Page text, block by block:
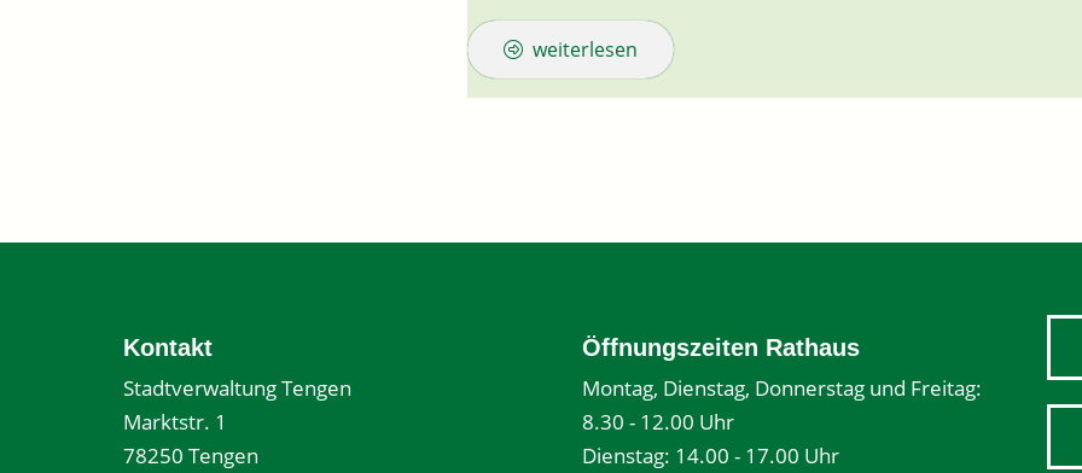
weiterlesen
Kontakt
Stadtverwaltung Tengen
Marktstr. 1
78250 Tengen
Öffnungszeiten Rathaus
Montag, Dienstag, Donnerstag und Freitag:
8.30 - 12.00 Uhr
Dienstag: 14.00 - 17.00 Uhr